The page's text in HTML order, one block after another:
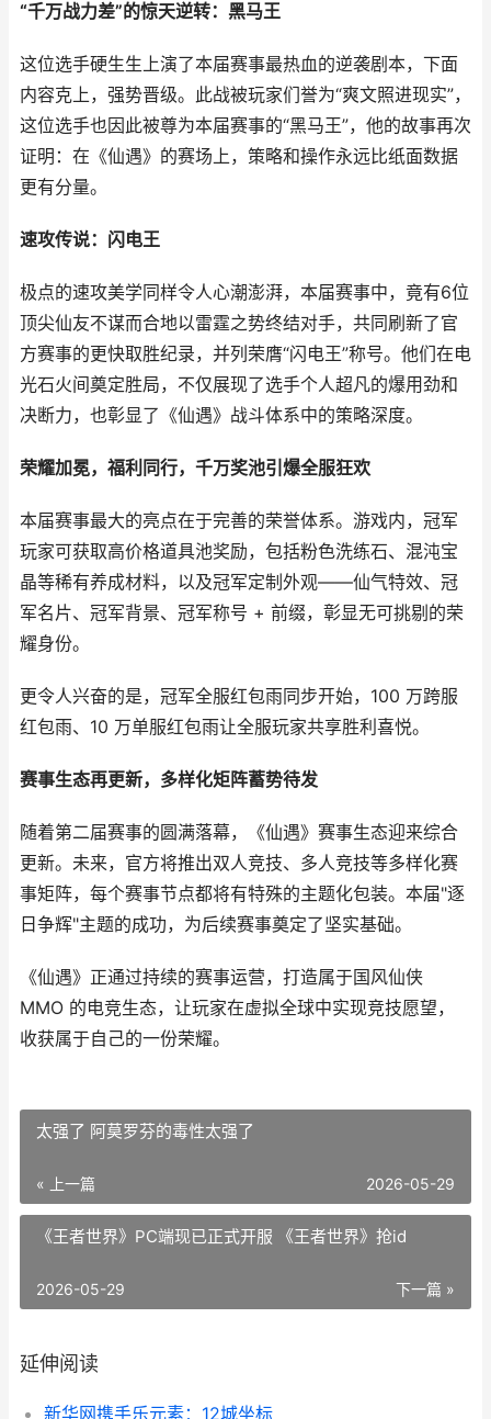
“千万战力差”的惊天逆转：黑马王
这位选手硬生生上演了本届赛事最热血的逆袭剧本，下面
内容克上，强势晋级。此战被玩家们誉为“爽文照进现实”，
这位选手也因此被尊为本届赛事的“黑马王”，他的故事再次
证明：在《仙遇》的赛场上，策略和操作永远比纸面数据
更有分量。
速攻传说：闪电王
极点的速攻美学同样令人心潮澎湃，本届赛事中，竟有6位
顶尖仙友不谋而合地以雷霆之势终结对手，共同刷新了官
方赛事的更快取胜纪录，并列荣膺“闪电王”称号。他们在电
光石火间奠定胜局，不仅展现了选手个人超凡的爆用劲和
决断力，也彰显了《仙遇》战斗体系中的策略深度。
荣耀加冕，福利同行，千万奖池引爆全服狂欢
本届赛事最大的亮点在于完善的荣誉体系。游戏内，冠军
玩家可获取高价格道具池奖励，包括粉色洗练石、混沌宝
晶等稀有养成材料，以及冠军定制外观——仙气特效、冠
军名片、冠军背景、冠军称号 + 前缀，彰显无可挑剔的荣
耀身份。
更令人兴奋的是，冠军全服红包雨同步开始，100 万跨服
红包雨、10 万单服红包雨让全服玩家共享胜利喜悦。
赛事生态再更新，多样化矩阵蓄势待发
随着第二届赛事的圆满落幕，《仙遇》赛事生态迎来综合
更新。未来，官方将推出双人竞技、多人竞技等多样化赛
事矩阵，每个赛事节点都将有特殊的主题化包装。本届"逐
日争辉"主题的成功，为后续赛事奠定了坚实基础。
《仙遇》正通过持续的赛事运营，打造属于国风仙侠
MMO 的电竞生态，让玩家在虚拟全球中实现竞技愿望，
收获属于自己的一份荣耀。
太强了 阿莫罗芬的毒性太强了
« 上一篇 2026-05-29
《王者世界》PC端现已正式开服 《王者世界》抢id
下一篇 »
2026-05-29
延伸阅读
新华网携手乐元素：12城坐标